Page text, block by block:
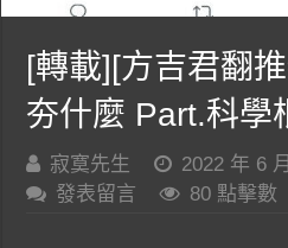
[轉載][方吉君翻
夯什麼 Part.科學
寂寞先生 2022 年 6
發表留言
80 點擊數